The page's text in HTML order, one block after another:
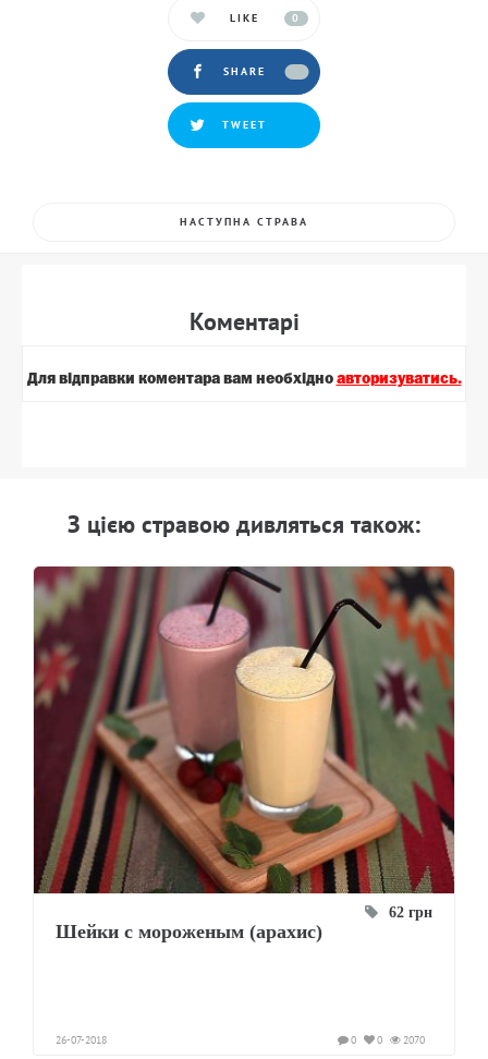
LIKE 0
SHARE
TWEET
НАСТУПНА СТРАВА
Коментарi
Для вiдправки коментара вам необхiдно авторизуватись.
З цiєю стравою дивляться також:
62 грн
Шейки с мороженым (арахис)
26-07-2018 2070
0
0